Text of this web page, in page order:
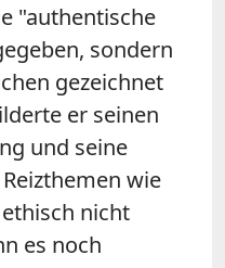
"authentische
sondern
gezeichnet
er seinen
und seine
wie
nicht
es noch